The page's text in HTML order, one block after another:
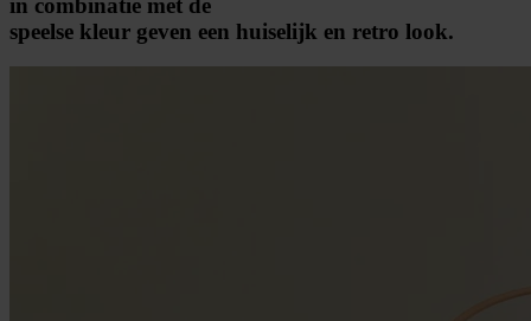
speelse kleur geven een huiselijk en retro look.